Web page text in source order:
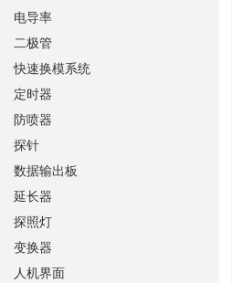
电导率
二极管
快速换模系统
定时器
防喷器
探针
数据输出板
延长器
探照灯
变换器
人机界面